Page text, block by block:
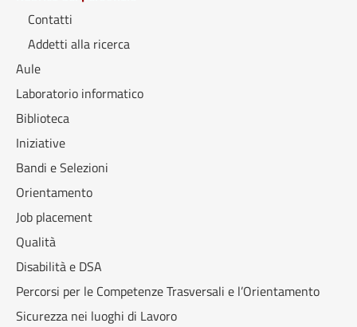
Contatti
Addetti alla ricerca
Aule
Laboratorio informatico
Biblioteca
Iniziative
Bandi e Selezioni
Orientamento
Job placement
Qualità
Disabilità e DSA
Percorsi per le Competenze Trasversali e l’Orientamento
Sicurezza nei luoghi di Lavoro